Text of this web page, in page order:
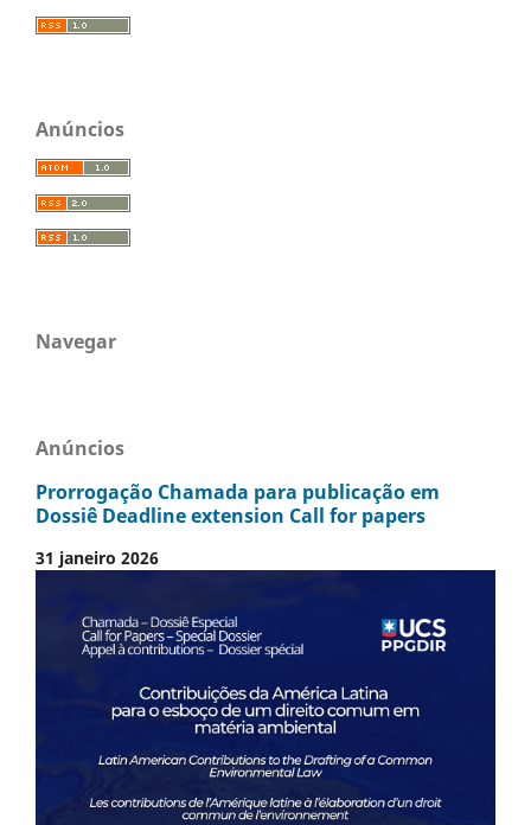
Anúncios
Navegar
Anúncios
Prorrogação Chamada para publicação em
Dossiê Deadline extension Call for papers
31 janeiro 2026